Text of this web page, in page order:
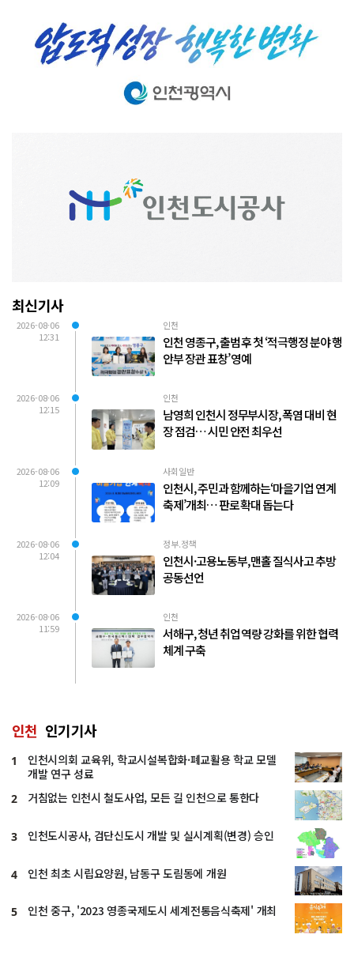
최신기사
2026-08-06
12:31
인천
인천 영종구, 출범 후 첫 ‘적극행정 분야 행
안부 장관 표창’ 영예
2026-08-06
12:15
인천
남영희 인천시 정무부시장, 폭염 대비 현
장 점검… 시민 안전 최우선
2026-08-06
12:09
사회일반
인천시, 주민과 함께하는‘마을기업 연계
축제’개최… 판로 확대 돕는다
2026-08-06
12:04
정부.정책
인천시·고용노동부, 맨홀 질식사고 추방
공동선언
2026-08-06
11:59
인천
서해구, 청년 취업 역량 강화를 위한 협력
체계 구축
인천 인기기사
1
인천시의회 교육위, 학교시설복합화·폐교활용 학교 모델
개발 연구 성료
2 거침없는 인천시 철도사업, 모든 길 인천으로 통한다
3 인천도시공사, 검단신도시 개발 및 실시계획(변경) 승인
4 인천 최초 시립요양원, 남동구 도림동에 개원
5 인천 중구, '2023 영종국제도시 세계전통음식축제' 개최